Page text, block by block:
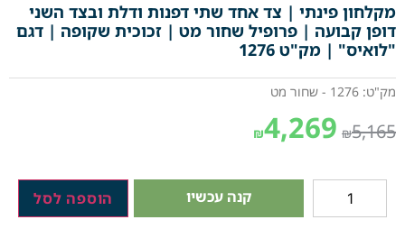
מקלחון פינתי | צד אחד שתי דפנות ודלת ובצד השני
דופן קבועה | פרופיל שחור מט | זכוכית שקופה | דגם
"לואיס" | מק"ט 1276
מק"ט: 1276 - שחור מט
₪5,165
₪4,269
קנה עכשיו הוספה לסל